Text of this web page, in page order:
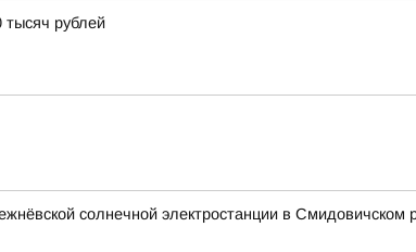
рублей
солнечной электростанции в